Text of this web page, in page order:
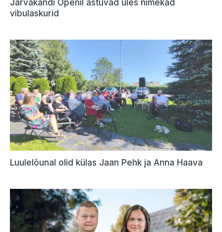
Järvakandi Openil astuvad üles nimekad
vibulaskurid
Luulelõunal olid külas Jaan Pehk ja Anna Haava